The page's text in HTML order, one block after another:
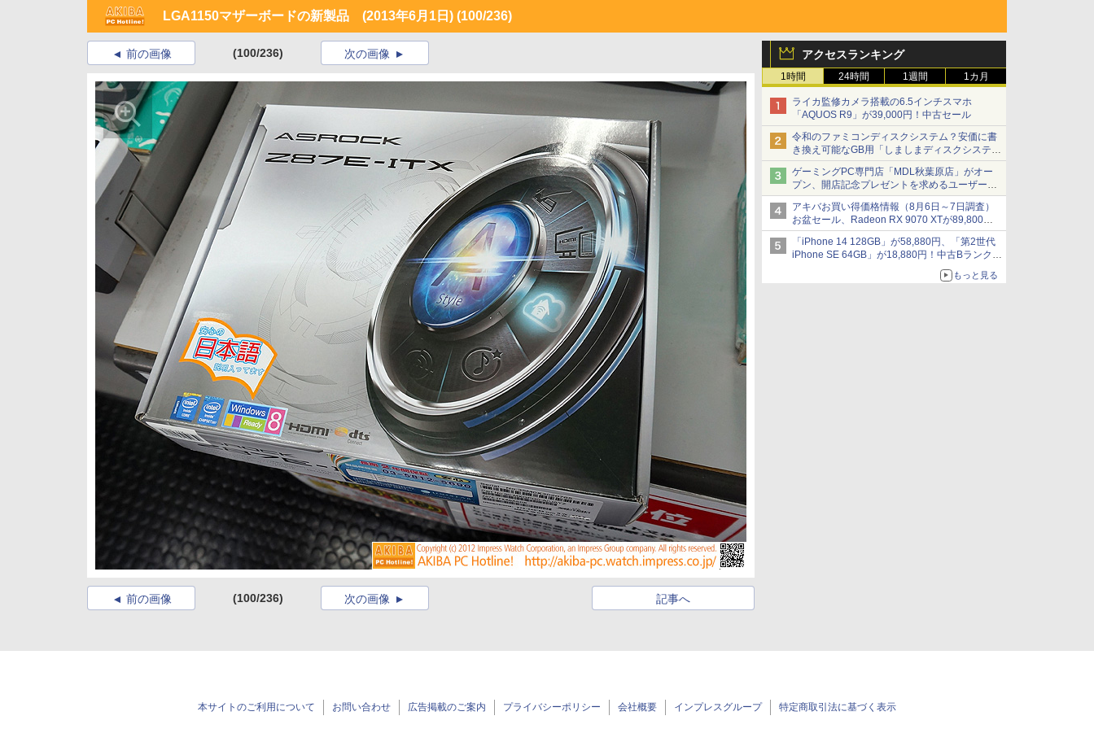
LGA1150マザーボードの新製品 (2013年6月1日) (100/236)
アクセスランキング
1時間 24時間 1週間 1カ月
ライカ監修カメラ搭載の6.5インチスマホ
「AQUOS R9」が39,000円！中古セール
令和のファミコンディスクシステム？安価に書
き換え可能なGB用「しましまディスクシステ
ム」
ゲーミングPC専門店「MDL秋葉原店」がオー
プン、開店記念プレゼントを求めるユーザーが
押し寄せ長蛇の列に
アキバお買い得価格情報（8月6日～7日調査）
お盆セール、Radeon RX 9070 XTが89,800
円、水平周波数24.8kHz対応の17型モニターが
9,801円、暑さ指数連動セール ほか
「iPhone 14 128GB」が58,880円、「第2世代
iPhone SE 64GB」が18,880円！中古Bランク品
もっと見る
前の画像 (100/236) 次の画像
前の画像 (100/236) 記事へ
次の画像
本サイトのご利用について お問い合わせ 広告掲載のご案内 プライバシーポリシー 会社概要 インプレスグループ 特定商取引法に基づく表示